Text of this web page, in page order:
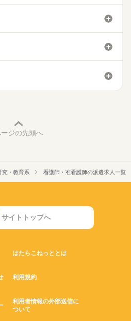
ジの先頭へ
究・教育系 看護師・准看護師の派遣求人一覧
サイトトップへ
はたらこねっととは
利用規約
利用者情報の外部送信に
ついて